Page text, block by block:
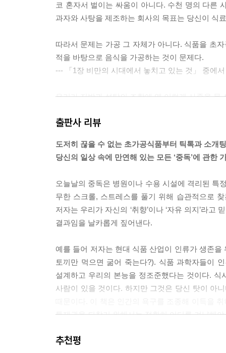
코 혼자서 벌이는 싸움이 아니다. 수천 명의 다른
과자와 사탕을 제조하는 회사의 목표는 당신이 식
따라서 문제는 가공 그 자체가 아니다. 식품을 초
적을 바탕으로 음식을 가공하는 것이 문제다.
--- 「1장 비만의 시대에서 놓치고 있는 것」 중에서
우리가 지방과 설탕의 조합에 왜 이렇게 사족을
지 않는다.
완벽한 식품 초자극을 만드는 과정 중에서 이 입맛
두에게 최대의 쾌감을 이끌어낼 수 있는 조합을
--- 「4장 토끼만 먹으면 굶어 죽는다?」 중에서
처음 스카이다이빙을 할 때는 무슨 일이 일어나고
면서 황홀감을 더한다. 하지만 스카이다이빙 강
념 중 하나다. 기본적으로 둔감화란 반복적으로
--- 「5장 스카이다이빙과 소금의 공통점」 중에서
이 반응을 이해하려면 미국 심리학자 켄트 베리지
알다시피 뇌는 적응하기 마련이고, 사람이 약물
출판사 리뷰
도저히 끊을 수 없는 초가공식품부터 틱톡과 소개
당신의 일상 속에 만연해 있는 모든 ‘중독’에 관한
오늘날의 중독은 병원이나 수용 시설에 격리된 특
무한 스크롤, 스트레스를 풀기 위해 습관적으로
저자는 우리가 자신의 ‘취향’이나 ‘자유 의지’라
결과임을 날카롭게 짚어낸다.
예를 들어 저자는 현대 식품 산업이 인류가 생존을
토끼만 먹으면 굶어 죽는다?). 식품 과학자들이
설계하고 우리의 본능을 정조준했다는 것이다.
사람이 있을 것이다. 하지만 그것은 당신 탓이 아
통제권을 되찾기 위해서는 정확히 어디를 겨냥해
덴마크 최고의 과학 커뮤니케이터가 들려주는 가
추천평